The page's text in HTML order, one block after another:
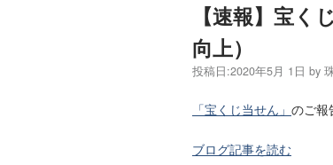
【速報】宝
向上）
投稿日:2020年5月 1日 by
「宝くじ当せん」 のご報
ブログ記事を読む